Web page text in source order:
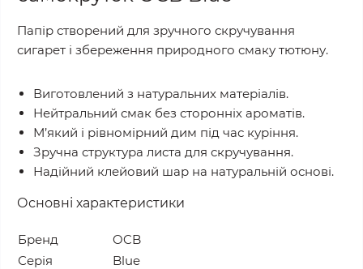
Папір створений для зручного скручування
сигарет і збереження природного смаку тютюну.
Виготовлений з натуральних матеріалів.
Нейтральний смак без сторонніх ароматів.
М’який і рівномірний дим під час куріння.
Зручна структура листа для скручування.
Надійний клейовий шар на натуральній основі.
Основні характеристики
Бренд
OCB
Серія
Blue